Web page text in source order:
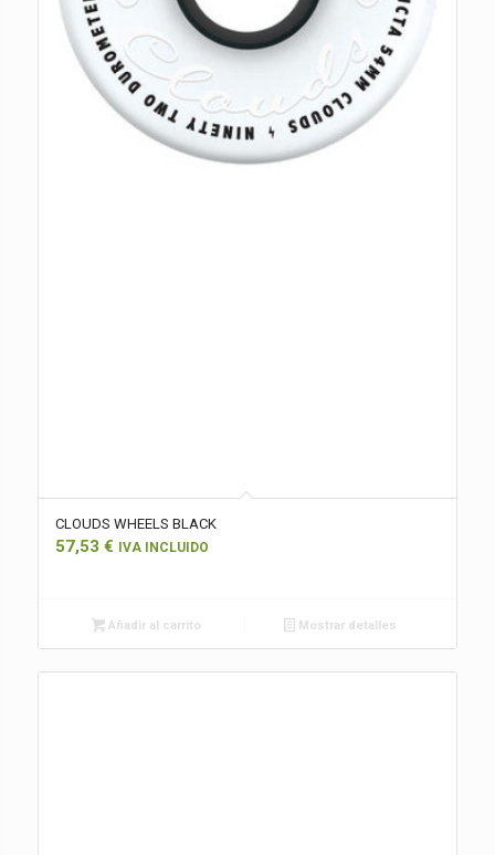
CLOUDS WHEELS BLACK
57,53 € IVA INCLUIDO
Añadir al carrito Mostrar detalles